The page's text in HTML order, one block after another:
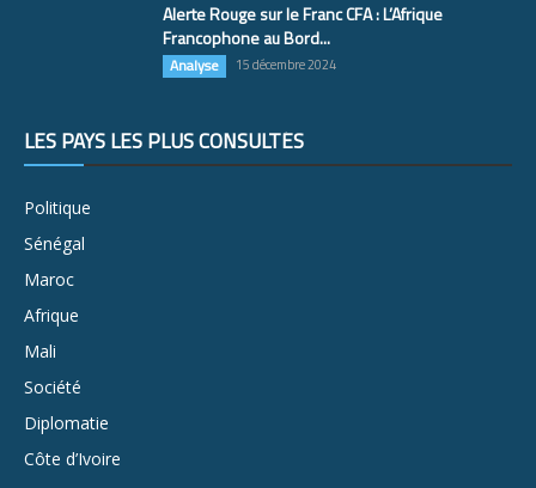
Alerte Rouge sur le Franc CFA : L’Afrique
Francophone au Bord...
Analyse 15 décembre 2024
LES PAYS LES PLUS CONSULTÉS
Politique
Sénégal
Maroc
Afrique
Mali
Société
Diplomatie
Côte d’Ivoire